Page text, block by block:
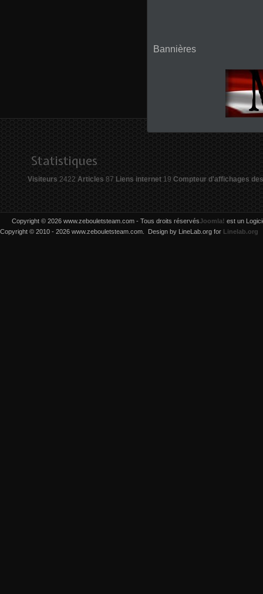
Bannières
Statistiques
Visiteurs 2422 Articles 87 Liens internet 19 Compteur d'affichages
Copyright © 2026 www.zebouletsteam.com - Tous droits réservésJoomla! est un
Copyright © 2010 - 2026 www.zebouletsteam.com. Design by LineLab.org for Linelab.org